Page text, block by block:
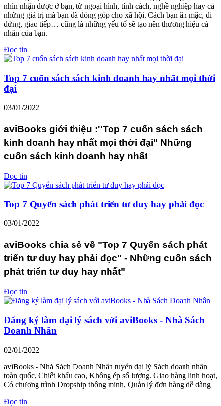
nhìn nhận được ở bạn, từ ngoại hình, tính cách, nghề nghiệp hay cả
những giá trị mà bạn đã đóng góp cho xã hội. Cách bạn ăn mặc, đi
đứng, giao tiếp… cũng là những yếu tố sẽ tạo nên thương hiệu cá
nhân của bạn.
Đọc tin
Top 7 cuốn sách sách kinh doanh hay nhất mọi thời
đại
03/01/2022
aviBooks giới thiệu :''Top 7 cuốn sách sách
kinh doanh hay nhất mọi thời đại" Những
cuốn sách kinh doanh hay nhất
Đọc tin
Top 7 Quyển sách phát triển tư duy hay phải đọc
03/01/2022
aviBooks chia sẻ về "Top 7 Quyển sách phát
triển tư duy hay phải đọc" - Những cuốn sách
phát triển tư duy hay nhất"
Đọc tin
Đăng ký làm đại lý sách với aviBooks - Nhà Sách
Doanh Nhân
02/01/2022
aviBooks - Nhà Sách Doanh Nhân tuyển đại lý Sách doanh nhân
toàn quốc, Chiết khấu cao, Không ép số lượng. Giao hàng linh hoạt,
Có chương trình Dropship thông minh, Quản lý đơn hàng dễ dàng
Đọc tin